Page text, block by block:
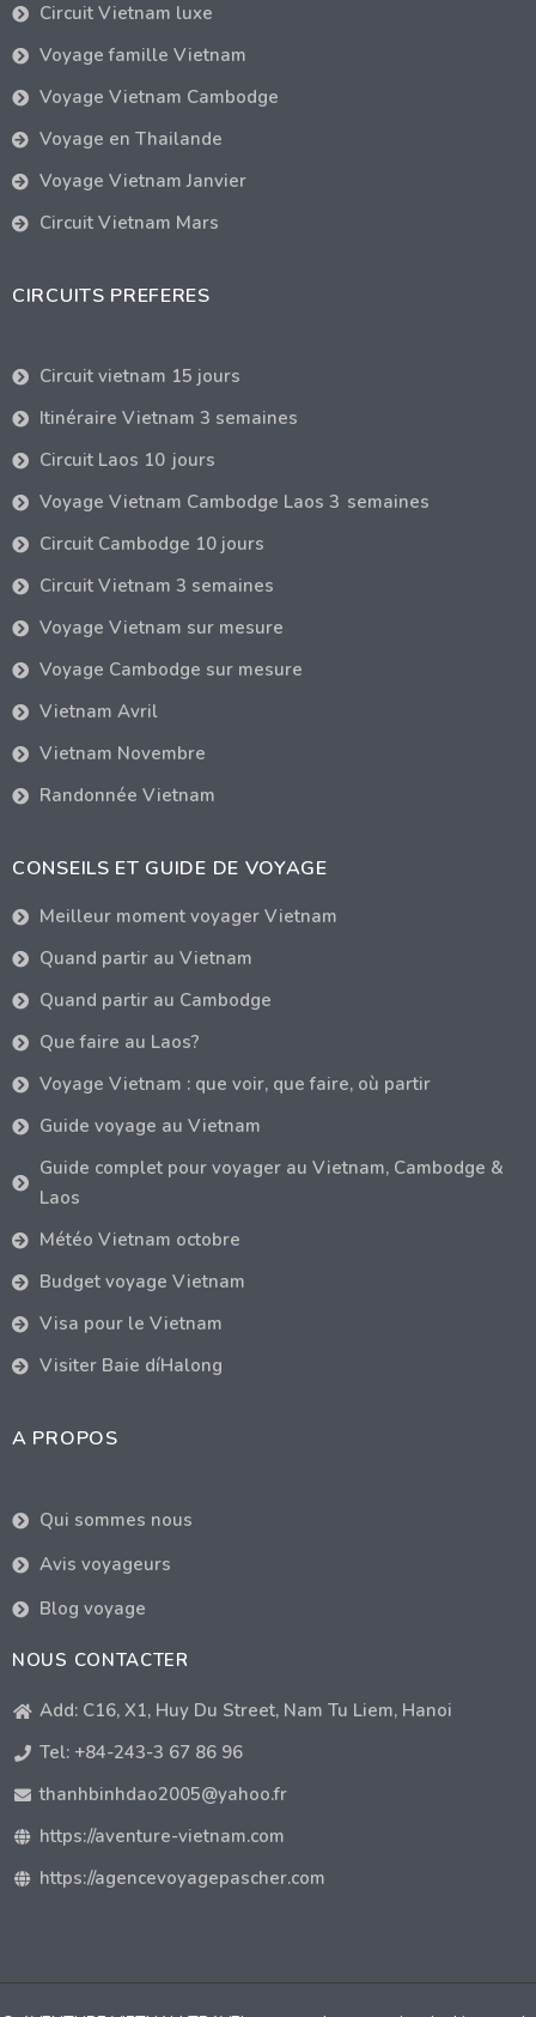
Circuit Vietnam luxe
Voyage famille Vietnam
Voyage Vietnam Cambodge
Voyage en Thailande
Voyage Vietnam Janvier
Circuit Vietnam Mars
CIRCUITS PREFERES
Circuit vietnam 15 jours
Itinéraire Vietnam 3 semaines
Circuit Laos 10 jours
Voyage Vietnam Cambodge Laos 3 semaines
Circuit Cambodge 10 jours
Circuit Vietnam 3 semaines
Voyage Vietnam sur mesure
Voyage Cambodge sur mesure
Vietnam Avril
Vietnam Novembre
Randonnée Vietnam
CONSEILS ET GUIDE DE VOYAGE
Meilleur moment voyager Vietnam
Quand partir au Vietnam
Quand partir au Cambodge
Que faire au Laos?
Voyage Vietnam : que voir, que faire, où partir
Guide voyage au Vietnam
Guide complet pour voyager au Vietnam, Cambodge &
Laos
Météo Vietnam octobre
Budget voyage Vietnam
Visa pour le Vietnam
Visiter Baie díHalong
A PROPOS
Qui sommes nous
Avis voyageurs
Blog voyage
NOUS CONTACTER
Add: C16, X1, Huy Du Street, Nam Tu Liem, Hanoi
Tel: +84-243-3 67 86 96
thanhbinhdao2005@yahoo.fr
https://aventure-vietnam.com
https://agencevoyagepascher.com